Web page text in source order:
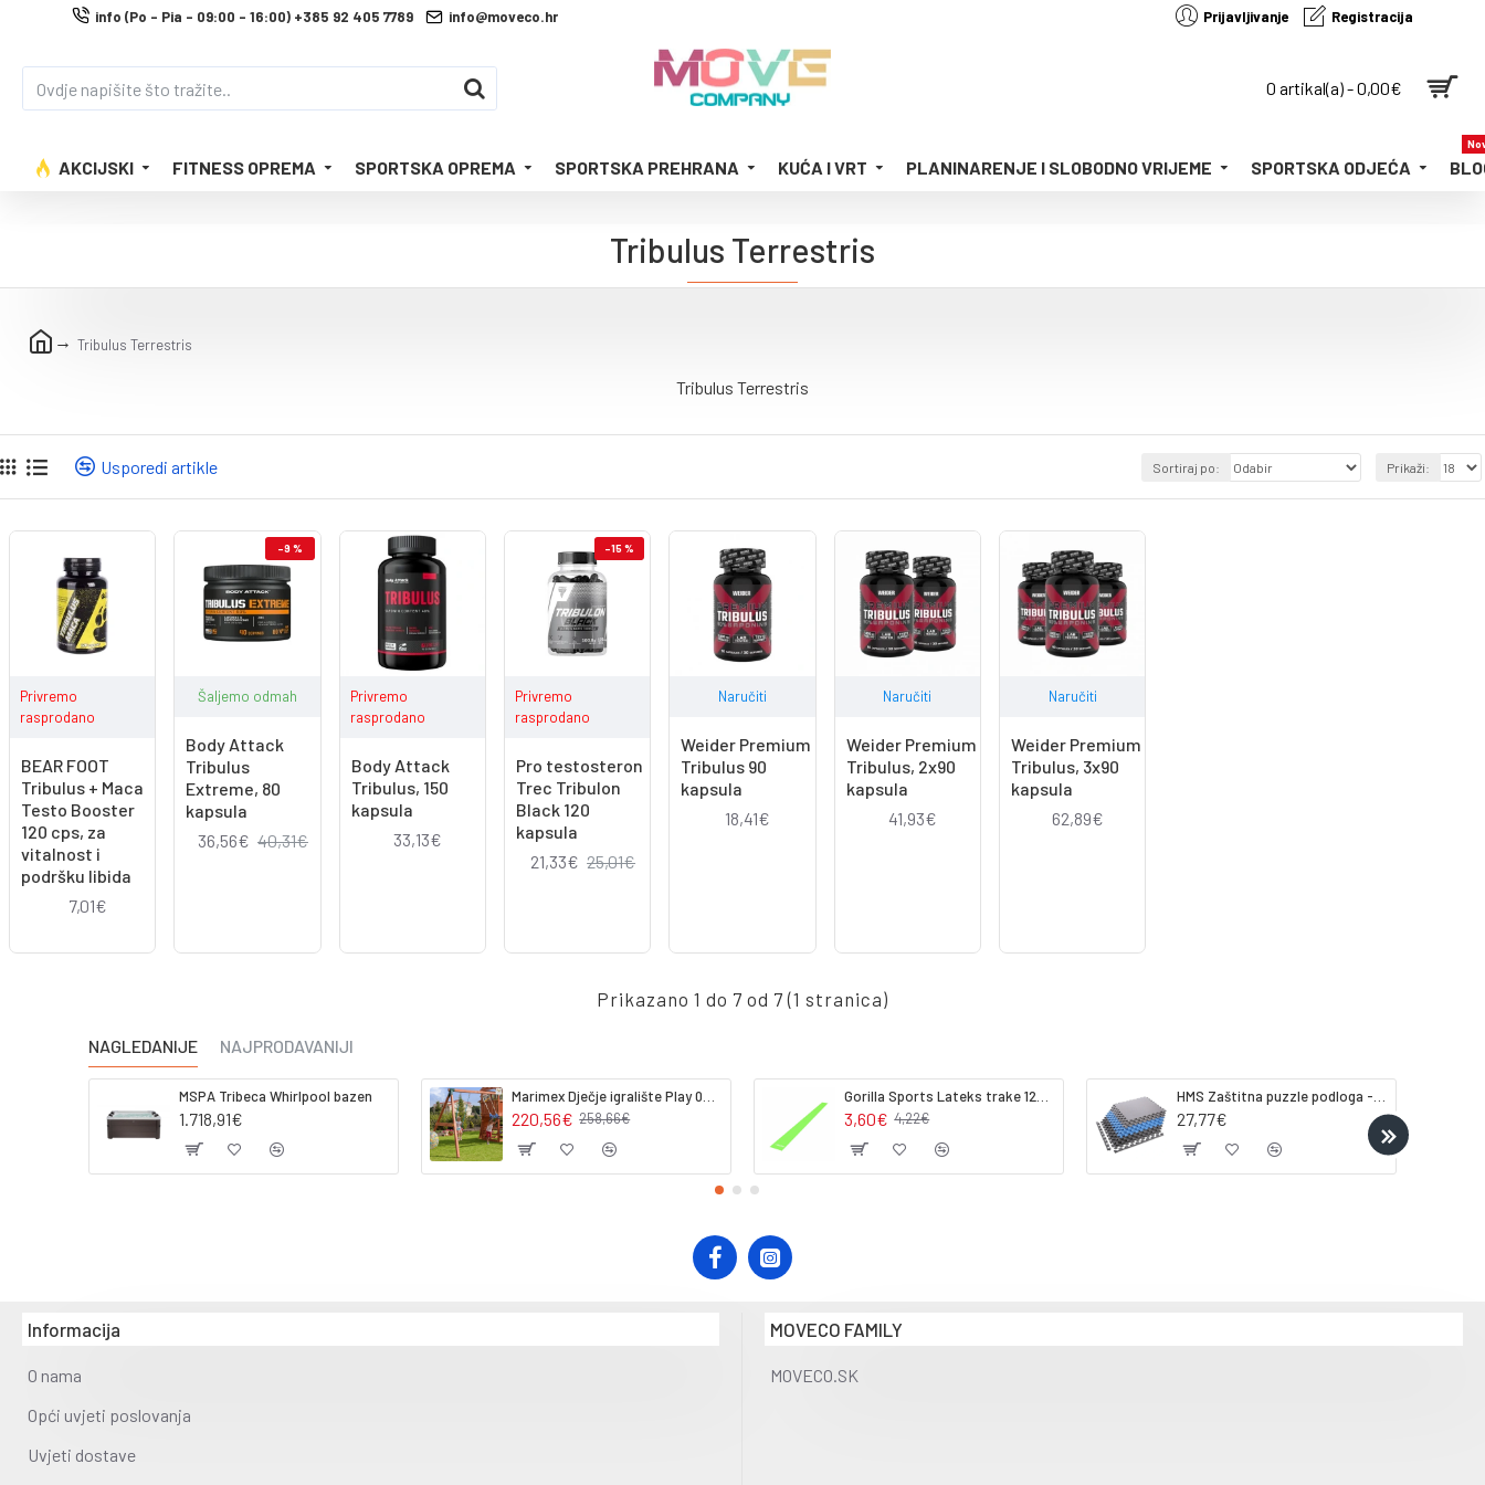
info (Po - Pia - 09:00 - 16:00) +385 92 405 7789 info@moveco.hr Prijavljivanje Registracija
0 artikal(a) - 0,00€
AKCIJSKI FITNESS OPREMA SPORTSKA OPREMA SPORTSKA PREHRANA KUĆA I VRT PLANINARENJE I SLOBODNO VRIJEME SPORTSKA ODJEĆA
Tribulus Terrestris
Tribulus Terrestris
Tribulus Terrestris
Usporedi artikle Sortiraj po: Prikaži:
Privremo
rasprodano
BEAR FOOT
Tribulus + Maca
Testo Booster
120 cps, za
vitalnost i
podršku libida
7,01€
-9 %
Šaljemo odmah
Body Attack
Tribulus
Extreme, 80
kapsula
36,56€ 40,31€
Privremo
rasprodano
Body Attack
Tribulus, 150
kapsula
33,13€
-15 %
Privremo
rasprodano
Pro testosteron
Trec Tribulon
Black 120
kapsula
21,33€ 25,01€
Naručiti
Weider Premium
Tribulus 90
kapsula
18,41€
Naručiti
Weider Premium
Tribulus, 2x90
kapsula
41,93€
Naručiti
Weider Premium
Tribulus, 3x90
kapsula
62,89€
Prikazano 1 do 7 od 7 (1 stranica)
NAGLEDANIJE NAJPRODAVANIJI
MSPA Tribeca Whirlpool bazen
1.718,91€
Marimex Dječje igralište Play 002 (dodatni modul)
220,56€ 258,66€
Gorilla Sports Lateks trake 120-200cm
3,60€ 4,22€
HMS Zaštitna puzzle podloga - strunjača tatami ONE FITness MP10 plavo-siva
27,77€
Informacija
O nama
Opći uvjeti poslovanja
Uvjeti dostave
MOVECO FAMILY
MOVECO.SK